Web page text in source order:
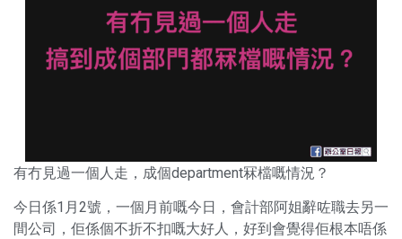
有冇見過一個人走，成個department冧檔嘅情況？
今日係1月2號，一個月前嘅今日，會計部阿姐辭咗職去另一
間公司，佢係個不折不扣嘅大好人，好到會覺得佢根本唔係